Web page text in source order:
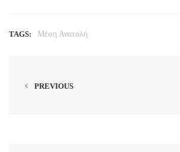
TAGS: Μέση Ανατολή
PREVIOUS